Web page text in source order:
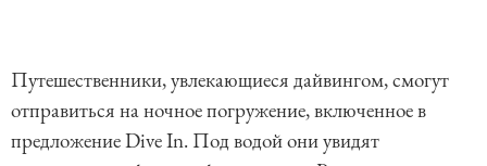
Путешественники, увлекающиеся дайвингом, смогут
отправиться на ночное погружение, включенное в
предложение Dive In. Под водой они увидят